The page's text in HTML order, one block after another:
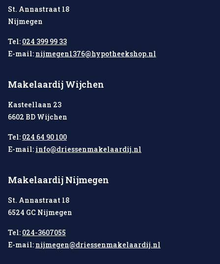
St. Annastraat 18
Nijmegen
Tel: 024 399 99 33
E-mail: nijmegen1376@hypotheekshop.nl
Makelaardij Wijchen
Kasteellaan 23
6602 BD Wijchen
Tel: 024 64 90 100
E-mail: info@driessenmakelaardij.nl
Makelaardij Nijmegen
St. Annastraat 18
6524 GC Nijmegen
Tel: 024-3607055
E-mail: nijmegen@driessenmakelaardij.nl